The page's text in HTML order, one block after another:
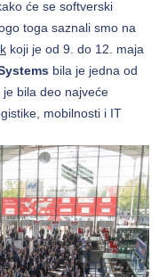
će se softverski
toga saznali smo na
koji je od 9. do 12. maja
bila je jedna od
bila deo najveće
mobilnosti i IT